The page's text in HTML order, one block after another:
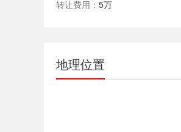
转让费用： 5万
地理位置